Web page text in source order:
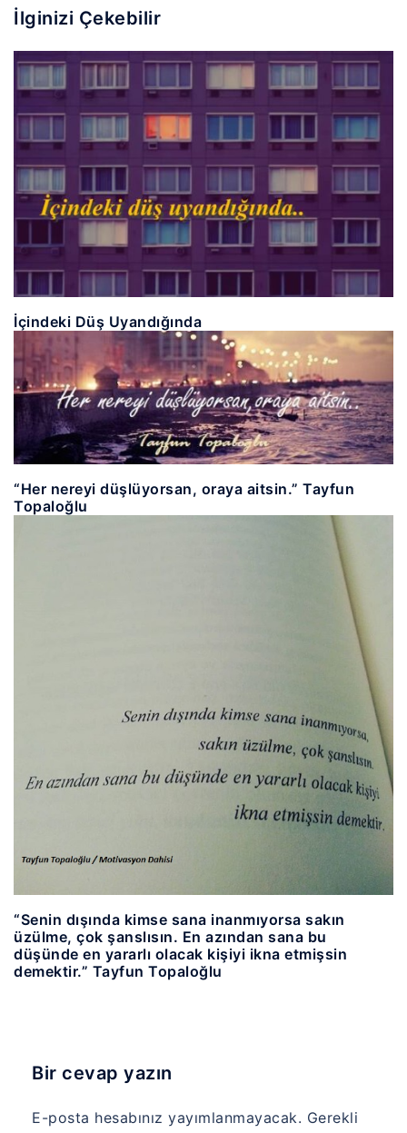
İlginizi Çekebilir
İçindeki Düş Uyandığında
“Her nereyi düşlüyorsan, oraya aitsin.” Tayfun
Topaloğlu
“Senin dışında kimse sana inanmıyorsa sakın
üzülme, çok şanslısın. En azından sana bu
düşünde en yararlı olacak kişiyi ikna etmişsin
demektir.” Tayfun Topaloğlu
Bir cevap yazın
E-posta hesabınız yayımlanmayacak. Gerekli